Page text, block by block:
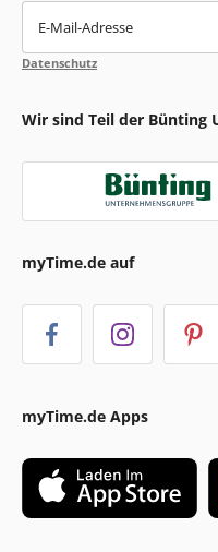
E-Mail-Adresse
Datenschutz
Wir sind Teil der Bünting
myTime.de auf
myTime.de Apps